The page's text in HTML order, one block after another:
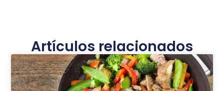
Artículos relacionados